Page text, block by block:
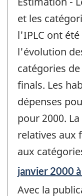
référence
de
changement
-
et les
l'IPLC ont
l'évolution
catégories
finals. Les
dépenses
pour 2000.
relatives aux
aux
Période
référence
janvier 2000
Avec la